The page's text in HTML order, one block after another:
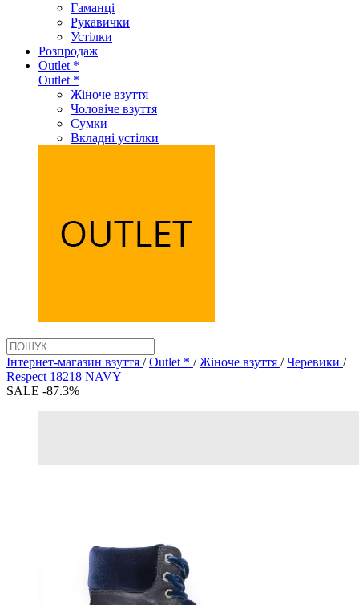
Гаманці
Рукавички
Устілки
Розпродаж
Outlet *
Outlet *
Жіноче взуття
Чоловіче взуття
Сумки
Вкладні устілки
Інтернет-магазин взуття / Outlet * / Жіноче взуття / Черевики /
Respect 18218 NAVY
SALE -87.3%